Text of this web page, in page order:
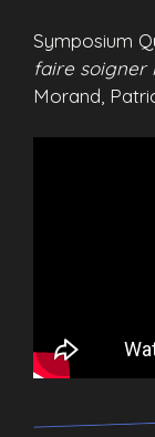
Symposium
faire soigner
Morand,